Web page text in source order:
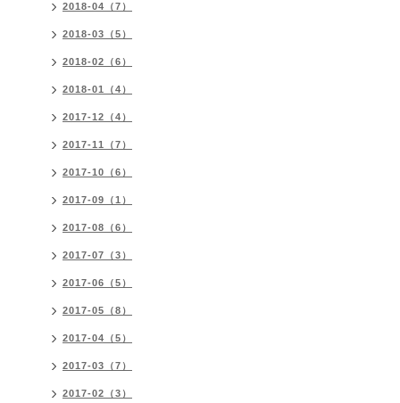
2018-04（7）
2018-03（5）
2018-02（6）
2018-01（4）
2017-12（4）
2017-11（7）
2017-10（6）
2017-09（1）
2017-08（6）
2017-07（3）
2017-06（5）
2017-05（8）
2017-04（5）
2017-03（7）
2017-02（3）